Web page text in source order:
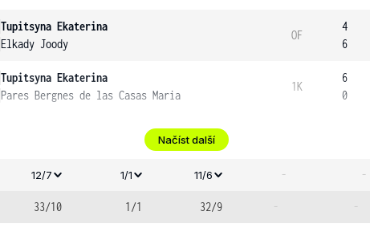
Tupitsyna Ekaterina
Elkady Joody
OF
4
6
Tupitsyna Ekaterina
Pares Bergnes de las Casas Maria
1K
6
0
Načíst další
12/7 1/1 11/6 - -
33/10 1/1 32/9 - -